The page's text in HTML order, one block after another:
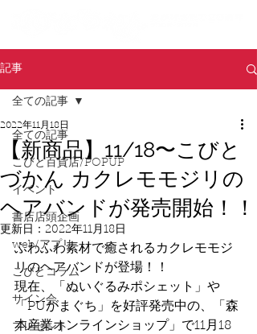
記事
全ての記事
こびと百貨店/POPUP
イベント
書店店頭企画
web/アプリ
こびとコラム
サイン会
プレゼント
全ての記事
【新商品】11/18〜こびと
づかん カクレモモジリの
ヘアバンドが発売開始！！
2022年11月18日
更新日： 2022年11月18日
ふわふわ素材で癒されるカクレモモジ
リのヘアバンドが登場！！
現在、「ぬいぐるみポシェット」や
「PUがまぐち」を好評発売中の、「森
本産業オンラインショップ」で11月18